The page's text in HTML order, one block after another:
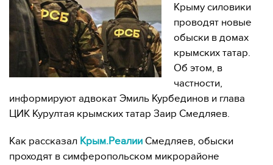
Крыму силовики
проводят новые
обыски в домах
крымских татар.
Об этом, в
частности,
информируют адвокат Эмиль Курбединов и глава
ЦИК Курултая крымских татар Заир Смедляев.
Как рассказал Крым.Реалии Смедляев, обыски
проходят в симферопольском микрорайоне